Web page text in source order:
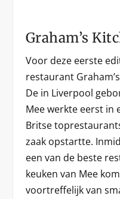
Graham’s
Voor deze eerste
restaurant
De in Liverpool
Mee werkte eerst in
Britse
zaak opstartte.
een van de beste
keuken van Mee
voortreffelijk van